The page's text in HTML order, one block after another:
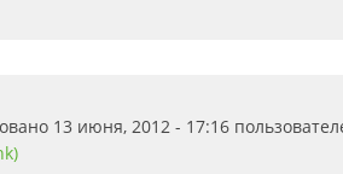
13 июня, 2012 - 17:16